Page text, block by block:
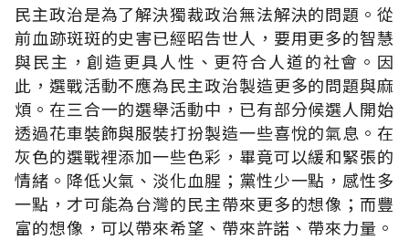
民主政治是為了解決獨裁政治無法解決的問題。從
前血跡斑斑的史害已經昭告世人，要用更多的智慧
與民主，創造更具人性、更符合人道的社會。因
此，選戰活動不應為民主政治製造更多的問題與麻
煩。在三合一的選舉活動中，已有部分候選人開始
透過花車裝飾與服裝打扮製造一些喜悅的氣息。在
灰色的選戰裡添加一些色彩，畢竟可以緩和緊張的
情緒。降低火氣、淡化血腥；黨性少一點，感性多
一點，才可能為台灣的民主帶來更多的想像；而豐
富的想像，可以帶來希望、帶來許諾、帶來力量。